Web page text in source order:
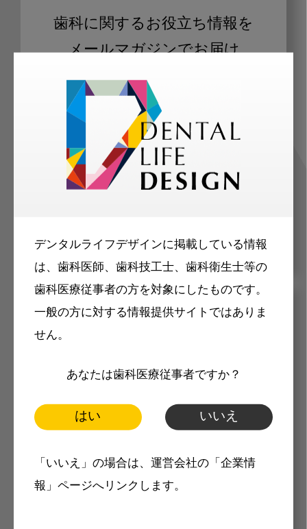
デンタルライフデザインに掲載している情報
は、歯科医師、歯科技工士、歯科衛生士等の
歯科医療従事者の方を対象にしたものです。
一般の方に対する情報提供サイトではありま
せん。
あなたは歯科医療従事者ですか？
はい いいえ
「いいえ」の場合は、運営会社の「企業情
報」ページへリンクします。
歯科に関するお役立ち情報を
メールマガジンでお届け
ご登録いただいた職種（歯科医師、歯
科衛生士、歯科技工士）に合わせた内
容のメールマガジンをお届けします。
メリット
製品価格も閲覧可能